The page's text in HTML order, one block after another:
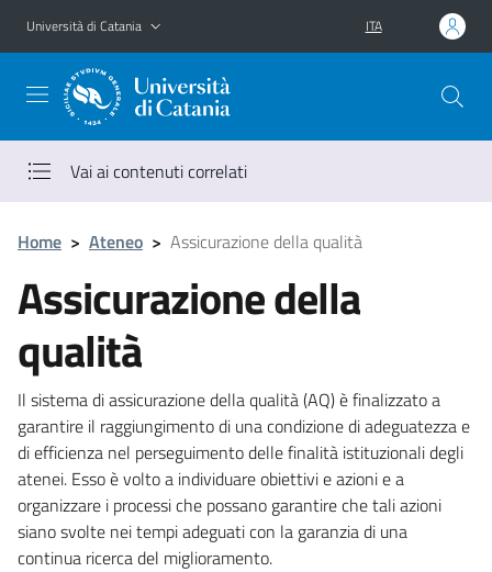
Vai al contenuto principale
Vai al menu di navigazione
Università di Catania ITA
Vai ai contenuti correlati
Home > Ateneo > Assicurazione della qualità
Assicurazione della
qualità
Il sistema di assicurazione della qualità (AQ) è finalizzato a
garantire il raggiungimento di una condizione di adeguatezza e
di efficienza nel perseguimento delle finalità istituzionali degli
atenei. Esso è volto a individuare obiettivi e azioni e a
organizzare i processi che possano garantire che tali azioni
siano svolte nei tempi adeguati con la garanzia di una
continua ricerca del miglioramento.